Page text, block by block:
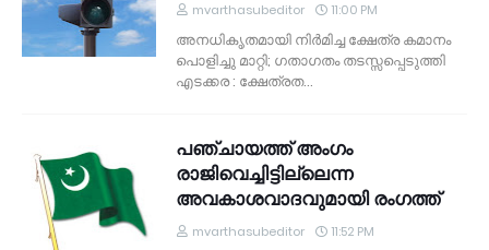
mvarthasubeditor 11:00 PM
അനധികൃതമായി നിര്‍മിച്ച ക്ഷേത്ര കമാനം
പൊളിച്ചു മാറ്റി; ഗതാഗതം തടസ്സപ്പെടുത്തി
എടക്കര : ക്ഷേത്രത…
പഞ്ചായത്ത് അംഗം
രാജിവെച്ചിട്ടില്ലെന്ന
അവകാശവാദവുമായി രംഗത്ത്
mvarthasubeditor 11:52 PM